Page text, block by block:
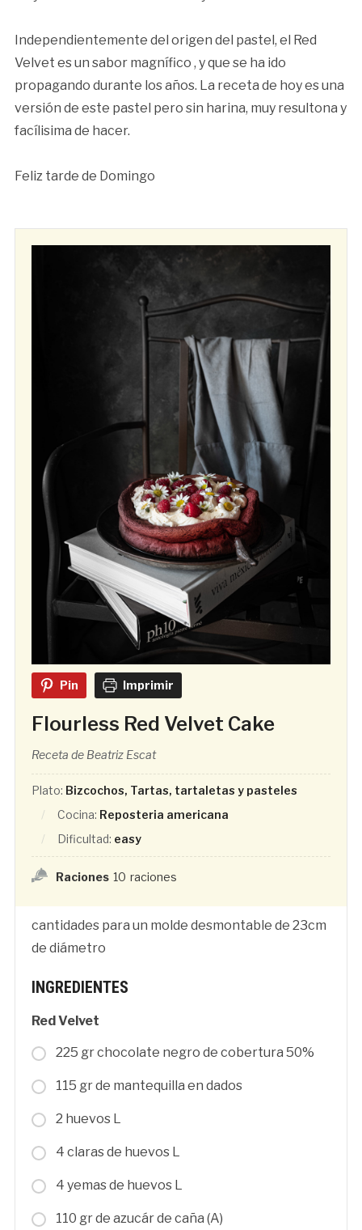
Independientemente del origen del pastel, el Red
Velvet es un sabor magnífico , y que se ha ido
propagando durante los años. La receta de hoy es una
versión de este pastel pero sin harina, muy resultona y
facílisima de hacer.
Feliz tarde de Domingo
Pin Imprimir
Flourless Red Velvet Cake
Receta de Beatriz Escat
Plato: Bizcochos, Tartas, tartaletas y pasteles
Cocina: Reposteria americana
Dificultad: easy
Raciones 10 raciones
cantidades para un molde desmontable de 23cm
de diámetro
INGREDIENTES
Red Velvet
225 gr chocolate negro de cobertura 50%
115 gr de mantequilla en dados
2 huevos L
4 claras de huevos L
4 yemas de huevos L
110 gr de azucár de caña (A)